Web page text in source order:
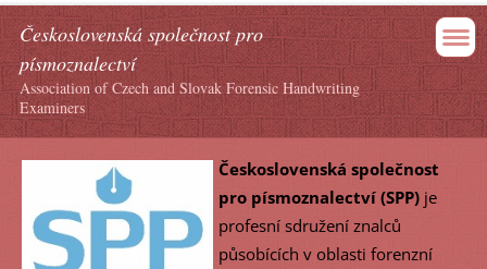
Československá společnost pro
písmoznalectví
Association of Czech and Slovak Forensic Handwriting
Examiners
Československá společnost
pro písmoznalectví (SPP)je
profesní sdružení znalců
působících v oblasti forenzní